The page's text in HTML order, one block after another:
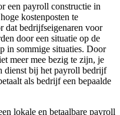
een payroll constructie in
kostenposten te
dat bedrijfseigenaren voor
door een situatie op de
in sommige situaties. Door
meer mee bezig te zijn, je
dienst bij het payroll bedrijf
als bedrijf een bepaalde
lokale en betaalbare payroll